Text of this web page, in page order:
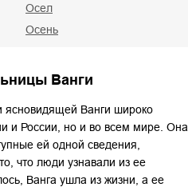
Осел
Осень
Ванги
ясновидящей Ванги широко
и России, но и во всем мире. Она
ей одной сведения,
что люди узнавали из ее
Ванга ушла из жизни, а ее